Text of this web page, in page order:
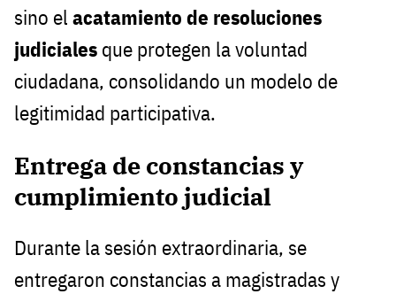
sino el acatamiento de resoluciones
judiciales que protegen la voluntad
ciudadana, consolidando un modelo de
legitimidad participativa.
Entrega de constancias y
cumplimiento judicial
Durante la sesión extraordinaria, se
entregaron constancias a magistradas y